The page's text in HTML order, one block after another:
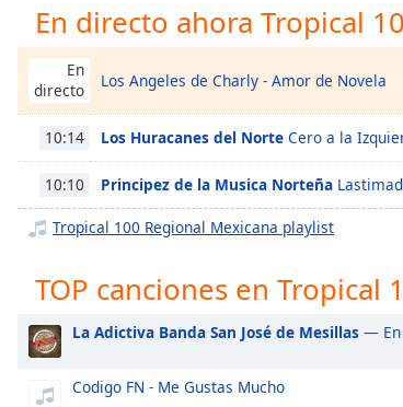
subtitles
settings
opens
subtitles
settings
dialog
subtitles
off,
selected
Picture-
in-
Fullscreen
En directo ahora Tropical
En
directo
Los Angeles de Charly - Amor de Novela
10:14 Los Huracanes del Norte Cero a la
10:10 Principez de la Musica Norteña
Tropical 100 Regional Mexicana playlist
TOP canciones en Tropical
La Adictiva Banda San José de Mesillas — En
Codigo FN - Me Gustas Mucho